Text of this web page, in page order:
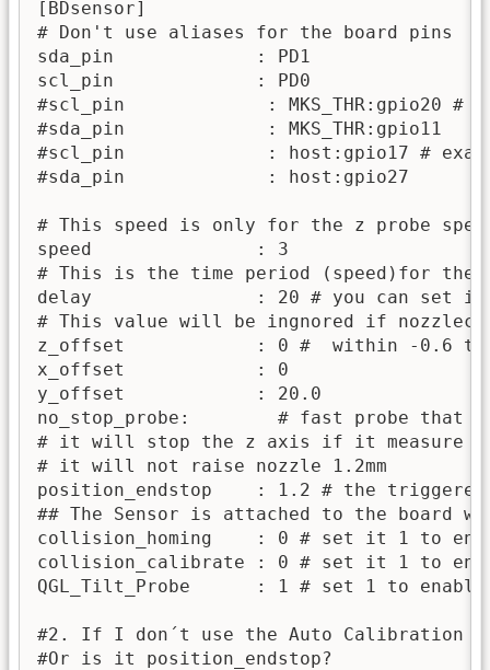
[BDsensor]
# Don't use aliases for the board pins
sda_pin             : PD1
scl_pin             : PD0
#scl_pin             : MKS_THR:gpio20 #
#sda_pin             : MKS_THR:gpio11
#scl_pin             : host:gpio17 #
#sda_pin             : host:gpio27
# This speed is only for the z probe
speed               : 3
# This is the time period (speed)for the
delay               : 20 # you can set it
# This value will be ingnored if
z_offset            : 0 #  within -0.6 to
x_offset            : 0
y_offset            : 20.0
no_stop_probe:        # fast probe that
# it will stop the z axis if it measure the
# it will not raise nozzle 1.2mm
position_endstop    : 1.2 # the triggered
## The Sensor is attached to the board
collision_homing    : 0 # set it 1 to
collision_calibrate : 0 # set it 1 to
QGL_Tilt_Probe      : 1 # set 1 to
#2. If I don´t use the Auto Calibration
#Or is it position_endstop?